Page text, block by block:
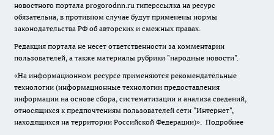
новостного портала progorodnn.ru гиперссылка на ресурс
обязательна, в противном случае будут применены нормы
законодательства РФ об авторских и смежных правах.
Редакция портала не несет ответственности за комментарии
пользователей, а также материалы рубрики "народные новости".
«На информационном ресурсе применяются рекомендательные
технологии (информационные технологии предоставления
информации на основе сбора, систематизации и анализа сведений,
относящихся к предпочтениям пользователей сети "Интернет",
находящихся на территории Российской Федерации)». Подробнее